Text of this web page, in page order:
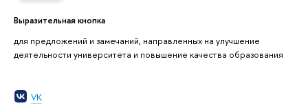
Выразительная кнопка
для предложений и замечаний, направленных на улучшение
деятельности университета и повышение качества образования
VK